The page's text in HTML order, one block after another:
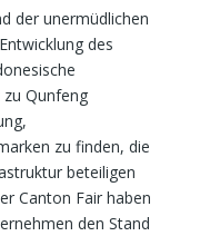
der unermüdlichen
des
Qunfeng
zu finden, die
beteiligen
Canton Fair haben
den Stand